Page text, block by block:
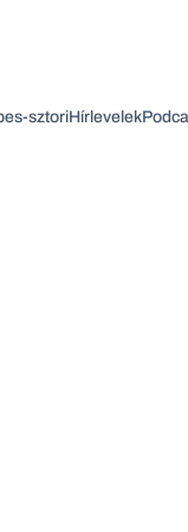
sztoriHírlevelek